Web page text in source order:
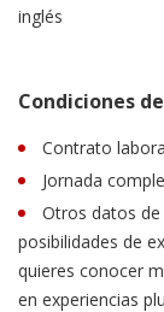
inglés
Condiciones
Contrato
Jornada
Otros datos
posibilidades de
quieres conocer
en experiencias